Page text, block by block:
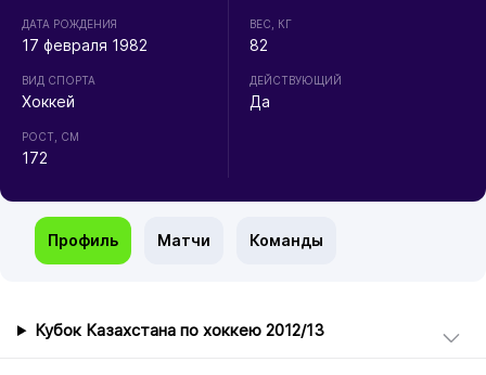
ДАТА РОЖДЕНИЯ
17 февраля 1982
ВИД СПОРТА
Хоккей
РОСТ, СМ
172
ВЕС, КГ
82
ДЕЙСТВУЮЩИЙ
Да
Профиль Матчи Команды
Кубок Казахстана по хоккею 2012/13